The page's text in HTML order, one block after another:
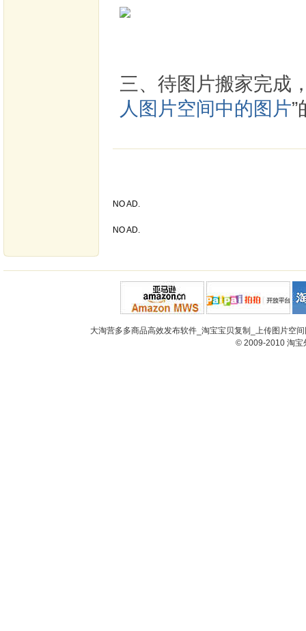
三、待图片搬家完成
人图片空间中的图片
NO AD.
NO AD.
大淘营多多商品高效发布软件_淘宝宝贝复制_上传图片空
© 2009-2010 淘宝